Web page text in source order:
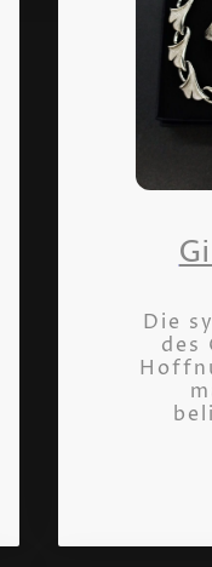
Die
des